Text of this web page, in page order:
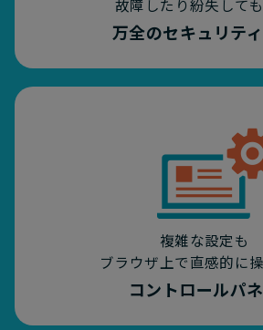
故障したり紛失して
万全のセキュリテ
複雑な設定も
ブラウザ上で直感的に
コントロールパ